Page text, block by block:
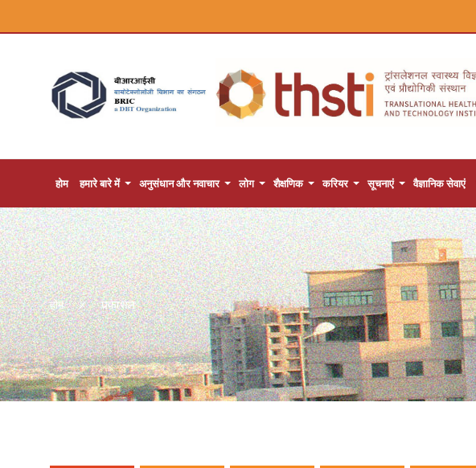
होम हमारे बारे में अनुसंधान और नवाचार लोग शैक्षणिक करियर सूचनाएं वैज्ञानिक सेवाएं
होम प्रकाशन